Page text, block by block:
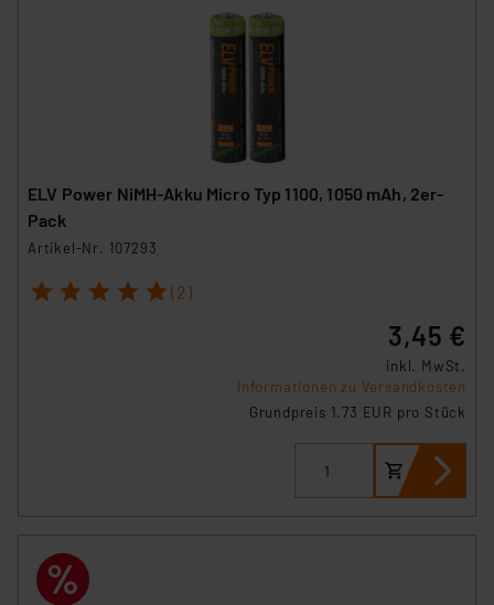
ELV Power NiMH-Akku Micro Typ 1100, 1050 mAh, 2er-
Pack
Artikel-Nr. 107293
1 2 3 4 5 (2)
3,45 €
inkl. MwSt.
Informationen zu Versandkosten
Grundpreis 1.73 EUR pro Stück